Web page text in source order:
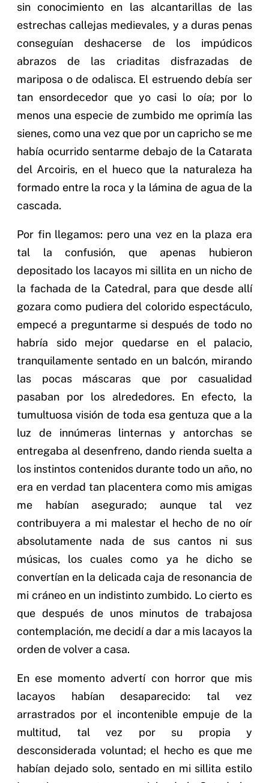
sin conocimiento en las alcantarillas de las
estrechas callejas medievales, y a duras penas
conseguían deshacerse de los impúdicos
abrazos de las criaditas disfrazadas de
mariposa o de odalisca. El estruendo debía ser
tan ensordecedor que yo casi lo oía; por lo
menos una especie de zumbido me oprimía las
sienes, como una vez que por un capricho se me
había ocurrido sentarme debajo de la Catarata
del Arcoiris, en el hueco que la naturaleza ha
formado entre la roca y la lámina de agua de la
cascada.
Por fin llegamos: pero una vez en la plaza era
tal la confusión, que apenas hubieron
depositado los lacayos mi sillita en un nicho de
la fachada de la Catedral, para que desde allí
gozara como pudiera del colorido espectáculo,
empecé a preguntarme si después de todo no
habría sido mejor quedarse en el palacio,
tranquilamente sentado en un balcón, mirando
las pocas máscaras que por casualidad
pasaban por los alrededores. En efecto, la
tumultuosa visión de toda esa gentuza que a la
luz de innúmeras linternas y antorchas se
entregaba al desenfreno, dando rienda suelta a
los instintos contenidos durante todo un año, no
era en verdad tan placentera como mis amigas
me habían asegurado; aunque tal vez
contribuyera a mi malestar el hecho de no oír
absolutamente nada de sus cantos ni sus
músicas, los cuales como ya he dicho se
convertían en la delicada caja de resonancia de
mi cráneo en un indistinto zumbido. Lo cierto es
que después de unos minutos de trabajosa
contemplación, me decidí a dar a mis lacayos la
orden de volver a casa.
En ese momento advertí con horror que mis
lacayos habían desaparecido: tal vez
arrastrados por el incontenible empuje de la
multitud, tal vez por su propia y
desconsiderada voluntad; el hecho es que me
habían dejado solo, sentado en mi sillita estilo